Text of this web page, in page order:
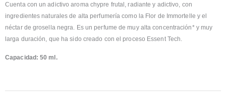
Cuenta con un adictivo aroma chypre frutal, radiante y adictivo, con
ingredientes naturales de alta perfumería como la Flor de Immortelle y el
néctar de grosella negra. Es un perfume de muy alta concentración* y muy
larga duración, que ha sido creado con el proceso Essent Tech.
Capacidad: 50 ml.